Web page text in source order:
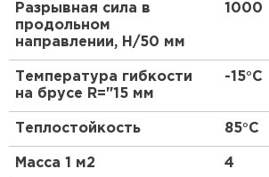
Разрывная сила в
продольном
направлении, Н/50 мм
1000
Температура гибкости
на брусе R="15 мм
-15°С
Теплостойкость 85°С
Масса 1 м2 4